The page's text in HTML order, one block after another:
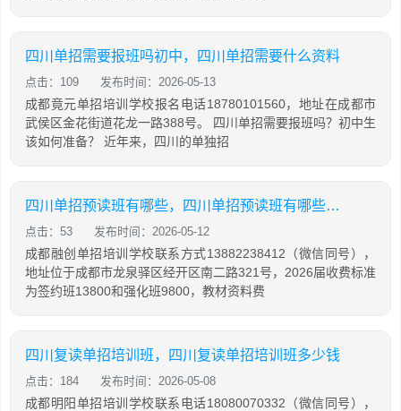
四川单招需要报班吗初中，四川单招需要什么资料
点击：109 发布时间：2026-05-13
成都竟元单招培训学校报名电话18780101560，地址在成都市
武侯区金花街道花龙一路388号。 四川单招需要报班吗？初中生
该如何准备？ 近年来，四川的单独招
四川单招预读班有哪些，四川单招预读班有哪些科目
点击：53 发布时间：2026-05-12
成都融创单招培训学校联系方式13882238412（微信同号），
地址位于成都市龙泉驿区经开区南二路321号，2026届收费标准
为签约班13800和强化班9800，教材资料费
四川复读单招培训班，四川复读单招培训班多少钱
点击：184 发布时间：2026-05-08
成都明阳单招培训学校联系电话18080070332（微信同号），